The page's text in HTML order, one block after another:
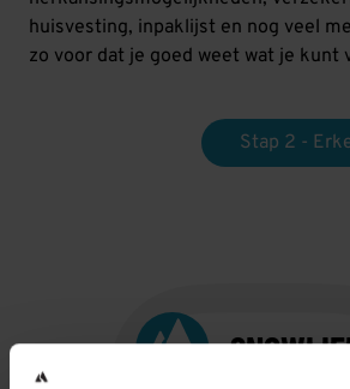
huisvesting, inpaklijst en nog veel
zo voor dat je goed weet wat je kunt
Stap 2 -